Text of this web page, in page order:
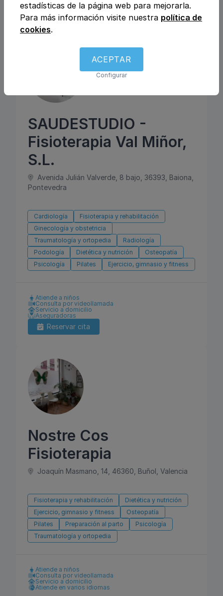
Atiende en Español
SAUDESTUDIO -
Fisioterapia Val Miñor,
S.L.
Avenida Julián Valverde, 8 bajo, 36393, Baiona,
Pontevedra
Cardiología
Fisioterapia y rehabilitación
Ginecología y obstetricia
Traumatología y ortopedia
Radiología
Podología
Dietética y nutrición
Osteopatía
Psicología
Pilates Ejercicio, gimnasio y fitness
Atiende a niños
Consulta por videollamada
Servicio a domicilio
Aseguradoras
Reservar cita
Nostre Cos
Fisioterapia
Joaquín Masmano, 14, 46360, Buñol, Valencia
Fisioterapia y rehabilitación
Dietética y nutrición
Ejercicio, gimnasio y fitness
Osteopatía
Pilates
Preparación al parto
Psicología
Traumatología y ortopedia
Atiende a niños
Consulta por videollamada
Servicio a domicilio
Atiende en varios idiomas
estadísticas de la página web para mejorarla.
Para más información visite nuestra política de
cookies.
ACEPTAR
Configurar